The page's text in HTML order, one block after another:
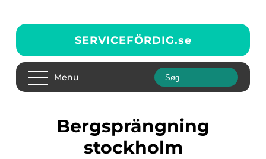
SERVICEFÖRDIG.se
Menu
bergsprängning
stockholm